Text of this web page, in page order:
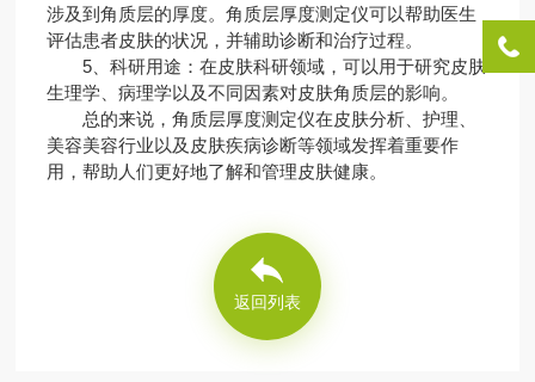
涉及到角质层的厚度。角质层厚度测定仪可以帮助医生
评估患者皮肤的状况，并辅助诊断和治疗过程。
5、科研用途：在皮肤科研领域，可以用于研究皮肤
生理学、病理学以及不同因素对皮肤角质层的影响。
总的来说，角质层厚度测定仪在皮肤分析、护理、
美容美容行业以及皮肤疾病诊断等领域发挥着重要作
用，帮助人们更好地了解和管理皮肤健康。
返回列表